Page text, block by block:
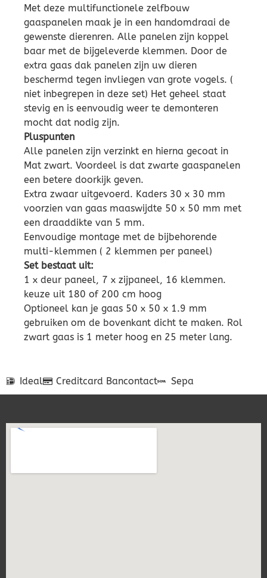
Met deze multifunctionele zelfbouw
gaaspanelen maak je in een handomdraai de
gewenste dierenren. Alle panelen zijn koppel
baar met de bijgeleverde klemmen. Door de
extra gaas dak panelen zijn uw dieren
beschermd tegen invliegen van grote vogels. (
niet inbegrepen in deze set) Het geheel staat
stevig en is eenvoudig weer te demonteren
mocht dat nodig zijn.
Pluspunten
Alle panelen zijn verzinkt en hierna gecoat in
Mat zwart. Voordeel is dat zwarte gaaspanelen
een betere doorkijk geven.
Extra zwaar uitgevoerd. Kaders 30 x 30 mm
voorzien van gaas maaswijdte 50 x 50 mm met
een draaddikte van 5 mm.
Eenvoudige montage met de bijbehorende
multi-klemmen ( 2 klemmen per paneel)
Set bestaat uit:
1 x deur paneel, 7 x zijpaneel, 16 klemmen.
keuze uit 180 of 200 cm hoog
Optioneel kan je gaas 50 x 50 x 1.9 mm
gebruiken om de bovenkant dicht te maken. Rol
zwart gaas is 1 meter hoog en 25 meter lang.
Ideal Creditcard Bancontact Sepa